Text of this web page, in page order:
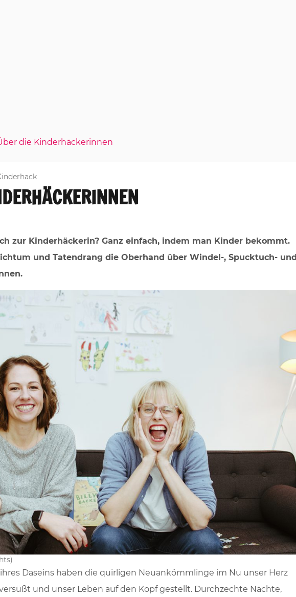
die Kinderhäckerinnen
zur Kinderhäckerin? Ganz einfach, indem man Kinder bekommt.
und Tatendrang die Oberhand über Windel-, Spucktuch- und
Daseins haben die quirligen Neuankömmlinge im Nu unser Herz
und unser Leben auf den Kopf gestellt. Durchzechte Nächte,